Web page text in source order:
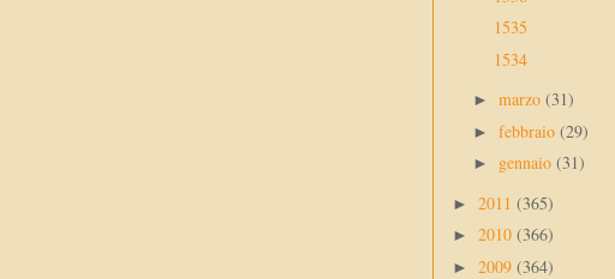
1535
1534
► marzo (31)
► febbraio (29)
► gennaio (31)
► 2011 (365)
► 2010 (366)
► 2009 (364)